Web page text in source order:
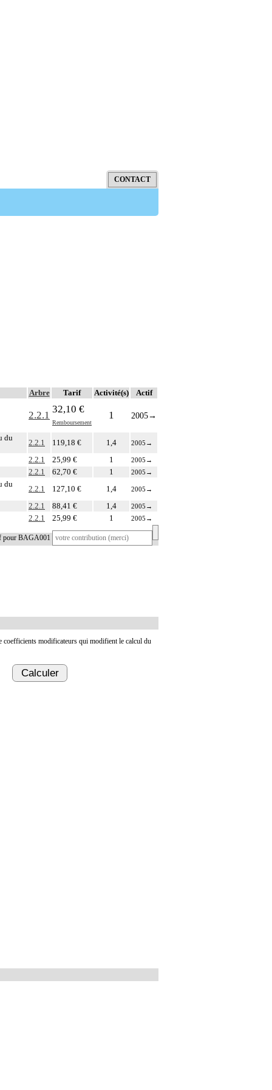
Arbre Tarif Activité(s) Actif
2.2.1
32,10 €
Remboursement
1 2005→
du
2.2.1 119,18 € 1,4 2005 →
2.2.1 25,99 € 1 2005 →
2.2.1 62,70 € 1 2005 →
du
2.2.1 127,10 € 1,4 2005 →
2.2.1 88,41 € 1,4 2005 →
2.2.1 25,99 € 1 2005 →
pour BAGA001
coefficients modificateurs qui modifient le calcul du
Calculer